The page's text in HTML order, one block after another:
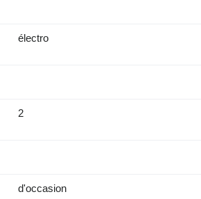
électro
2
d'occasion